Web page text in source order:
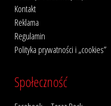
Kontakt
Reklama
Regulamin
Polityka prywatności i „cookies”
Społeczność